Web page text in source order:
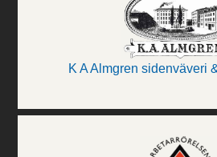
K A Almgren sidenväveri